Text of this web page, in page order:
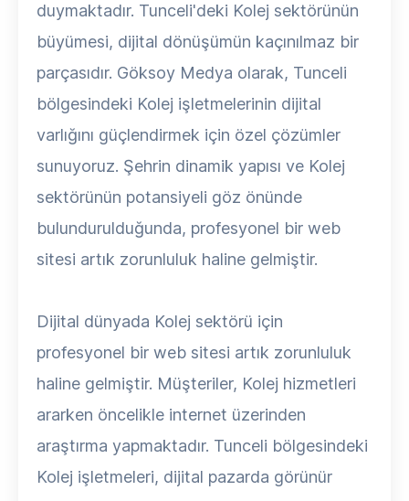
duymaktadır. Tunceli'deki Kolej sektörünün
büyümesi, dijital dönüşümün kaçınılmaz bir
parçasıdır. Göksoy Medya olarak, Tunceli
bölgesindeki Kolej işletmelerinin dijital
varlığını güçlendirmek için özel çözümler
sunuyoruz. Şehrin dinamik yapısı ve Kolej
sektörünün potansiyeli göz önünde
bulundurulduğunda, profesyonel bir web
sitesi artık zorunluluk haline gelmiştir.
Dijital dünyada Kolej sektörü için
profesyonel bir web sitesi artık zorunluluk
haline gelmiştir. Müşteriler, Kolej hizmetleri
ararken öncelikle internet üzerinden
araştırma yapmaktadır. Tunceli bölgesindeki
Kolej işletmeleri, dijital pazarda görünür